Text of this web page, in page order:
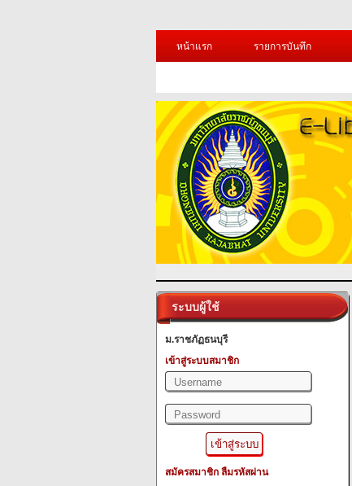
หน้าแรก
รายการบันทึก
ระบบผู้ใช้
ม.ราชภัฏธนบุรี
เข้าสู่ระบบสมาชิก
สมัครสมาชิก ลืมรหัสผ่าน